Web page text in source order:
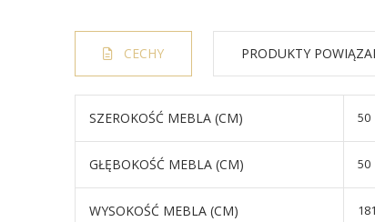
CECHY PRODUKTY
SZEROKOŚĆ MEBLA (CM) 50
GŁĘBOKOŚĆ MEBLA (CM) 50
WYSOKOŚĆ MEBLA (CM) 181